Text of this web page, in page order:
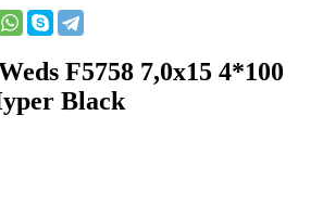
F5758 7,0x15 4*100
Black